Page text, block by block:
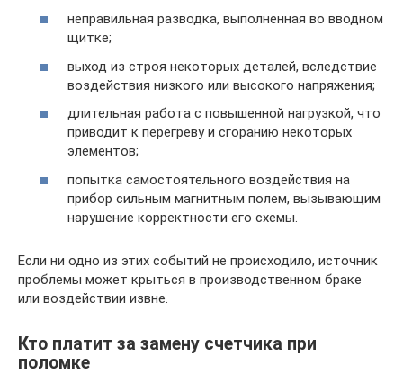
неправильная разводка, выполненная во вводном
щитке;
выход из строя некоторых деталей, вследствие
воздействия низкого или высокого напряжения;
длительная работа с повышенной нагрузкой, что
приводит к перегреву и сгоранию некоторых
элементов;
попытка самостоятельного воздействия на
прибор сильным магнитным полем, вызывающим
нарушение корректности его схемы.
Если ни одно из этих событий не происходило, источник
проблемы может крыться в производственном браке
или воздействии извне.
Кто платит за замену счетчика при
поломке